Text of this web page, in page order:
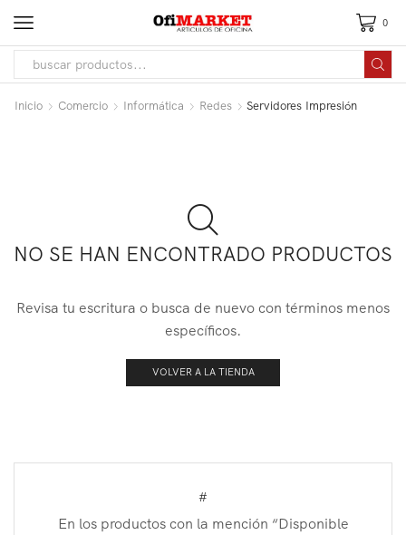
0
Inicio Comercio Informática Redes Servidores Impresión
NO SE HAN ENCONTRADO PRODUCTOS
Revisa tu escritura o busca de nuevo con términos menos
específicos.
VOLVER A LA TIENDA
#
En los productos con la mención “Disponible